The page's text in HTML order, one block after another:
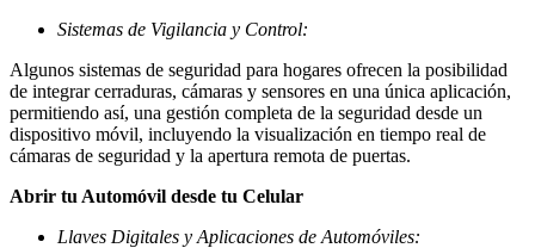
Sistemas de Vigilancia y Control:
Algunos sistemas de seguridad para hogares ofrecen la posibilidad
de integrar cerraduras, cámaras y sensores en una única aplicación,
permitiendo así, una gestión completa de la seguridad desde un
dispositivo móvil, incluyendo la visualización en tiempo real de
cámaras de seguridad y la apertura remota de puertas.
Abrir tu Automóvil desde tu Celular
Llaves Digitales y Aplicaciones de Automóviles: